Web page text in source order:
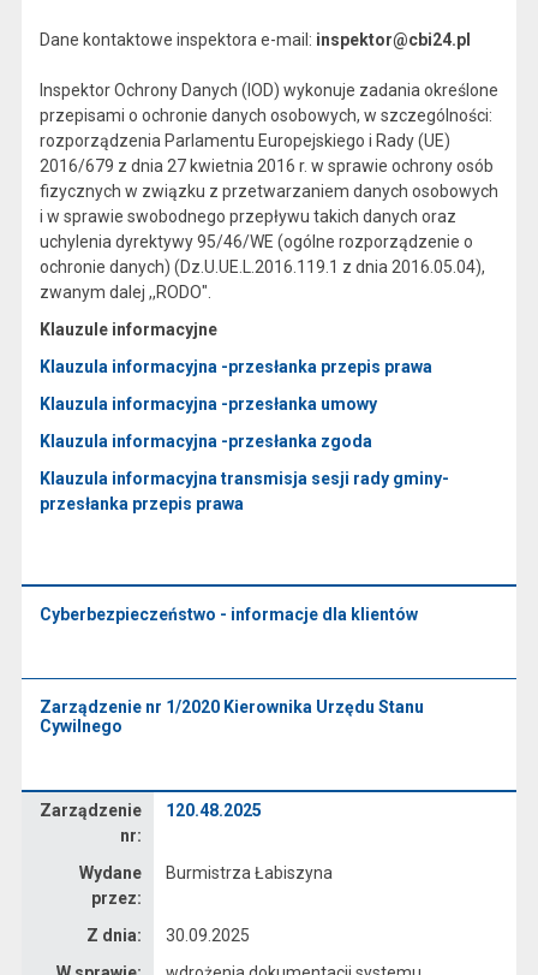
Dane kontaktowe inspektora e-mail: inspektor@cbi24.pl
Inspektor Ochrony Danych (IOD) wykonuje zadania określone
przepisami o ochronie danych osobowych, w szczególności:
rozporządzenia Parlamentu Europejskiego i Rady (UE)
2016/679 z dnia 27 kwietnia 2016 r. w sprawie ochrony osób
fizycznych w związku z przetwarzaniem danych osobowych
i w sprawie swobodnego przepływu takich danych oraz
uchylenia dyrektywy 95/46/WE (ogólne rozporządzenie o
ochronie danych) (Dz.U.UE.L.2016.119.1 z dnia 2016.05.04),
zwanym dalej ,,RODO".
Klauzule informacyjne
Klauzula informacyjna -przesłanka przepis prawa
Klauzula informacyjna -przesłanka umowy
Klauzula informacyjna -przesłanka zgoda
Klauzula informacyjna transmisja sesji rady gminy-
przesłanka przepis prawa
Cyberbezpieczeństwo - informacje dla klientów
Zarządzenie nr 1/2020 Kierownika Urzędu Stanu
Cywilnego
Zarządzenie
nr:
120.48.2025
Wydane
przez:
Burmistrza Łabiszyna
Z dnia:
30.09.2025